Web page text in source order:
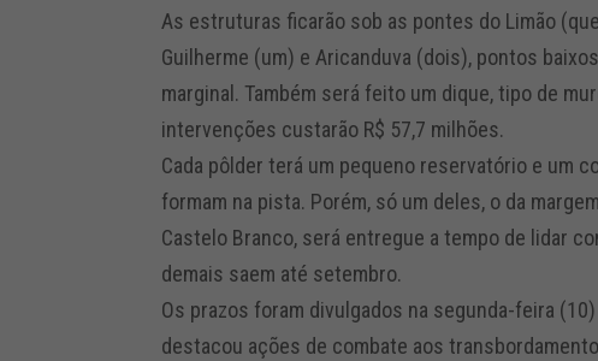
As estruturas ficarão sob as pontes do Limão
Guilherme (um) e Aricanduva (dois), pontos
marginal. Também será feito um dique, tipo de
intervenções custarão R$ 57,7 milhões.
Cada pôlder terá um pequeno reservatório e um
formam na pista. Porém, só um deles, o da
Castelo Branco, será entregue a tempo de lidar
demais saem até setembro.
Os prazos foram divulgados na segunda-feira
destacou ações de combate aos